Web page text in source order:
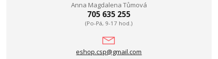
Anna Magdalena Tůmová
705 635 255
(Po-Pá, 9-17 hod.)
eshop.csp@gmail.com